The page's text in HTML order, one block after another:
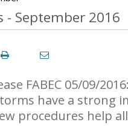
- September 2016
FABEC 05/09/
have a strong
procedures help